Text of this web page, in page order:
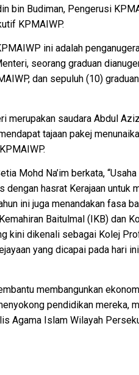
bin Budiman, Pengerusi
KPMAIWP.
ini adalah
seorang graduan
dan sepuluh (10)
merupakan saudara Abdul
tajaan pakej
Mohd Na’im berkata,
hasrat Kerajaan untuk
ini juga menandakan fasa
Baitulmal (IKB) dan
kini dikenali sebagai Kolej
yang dicapai pada hari
membangunkan
pendidikan
Agama Islam Wilayah